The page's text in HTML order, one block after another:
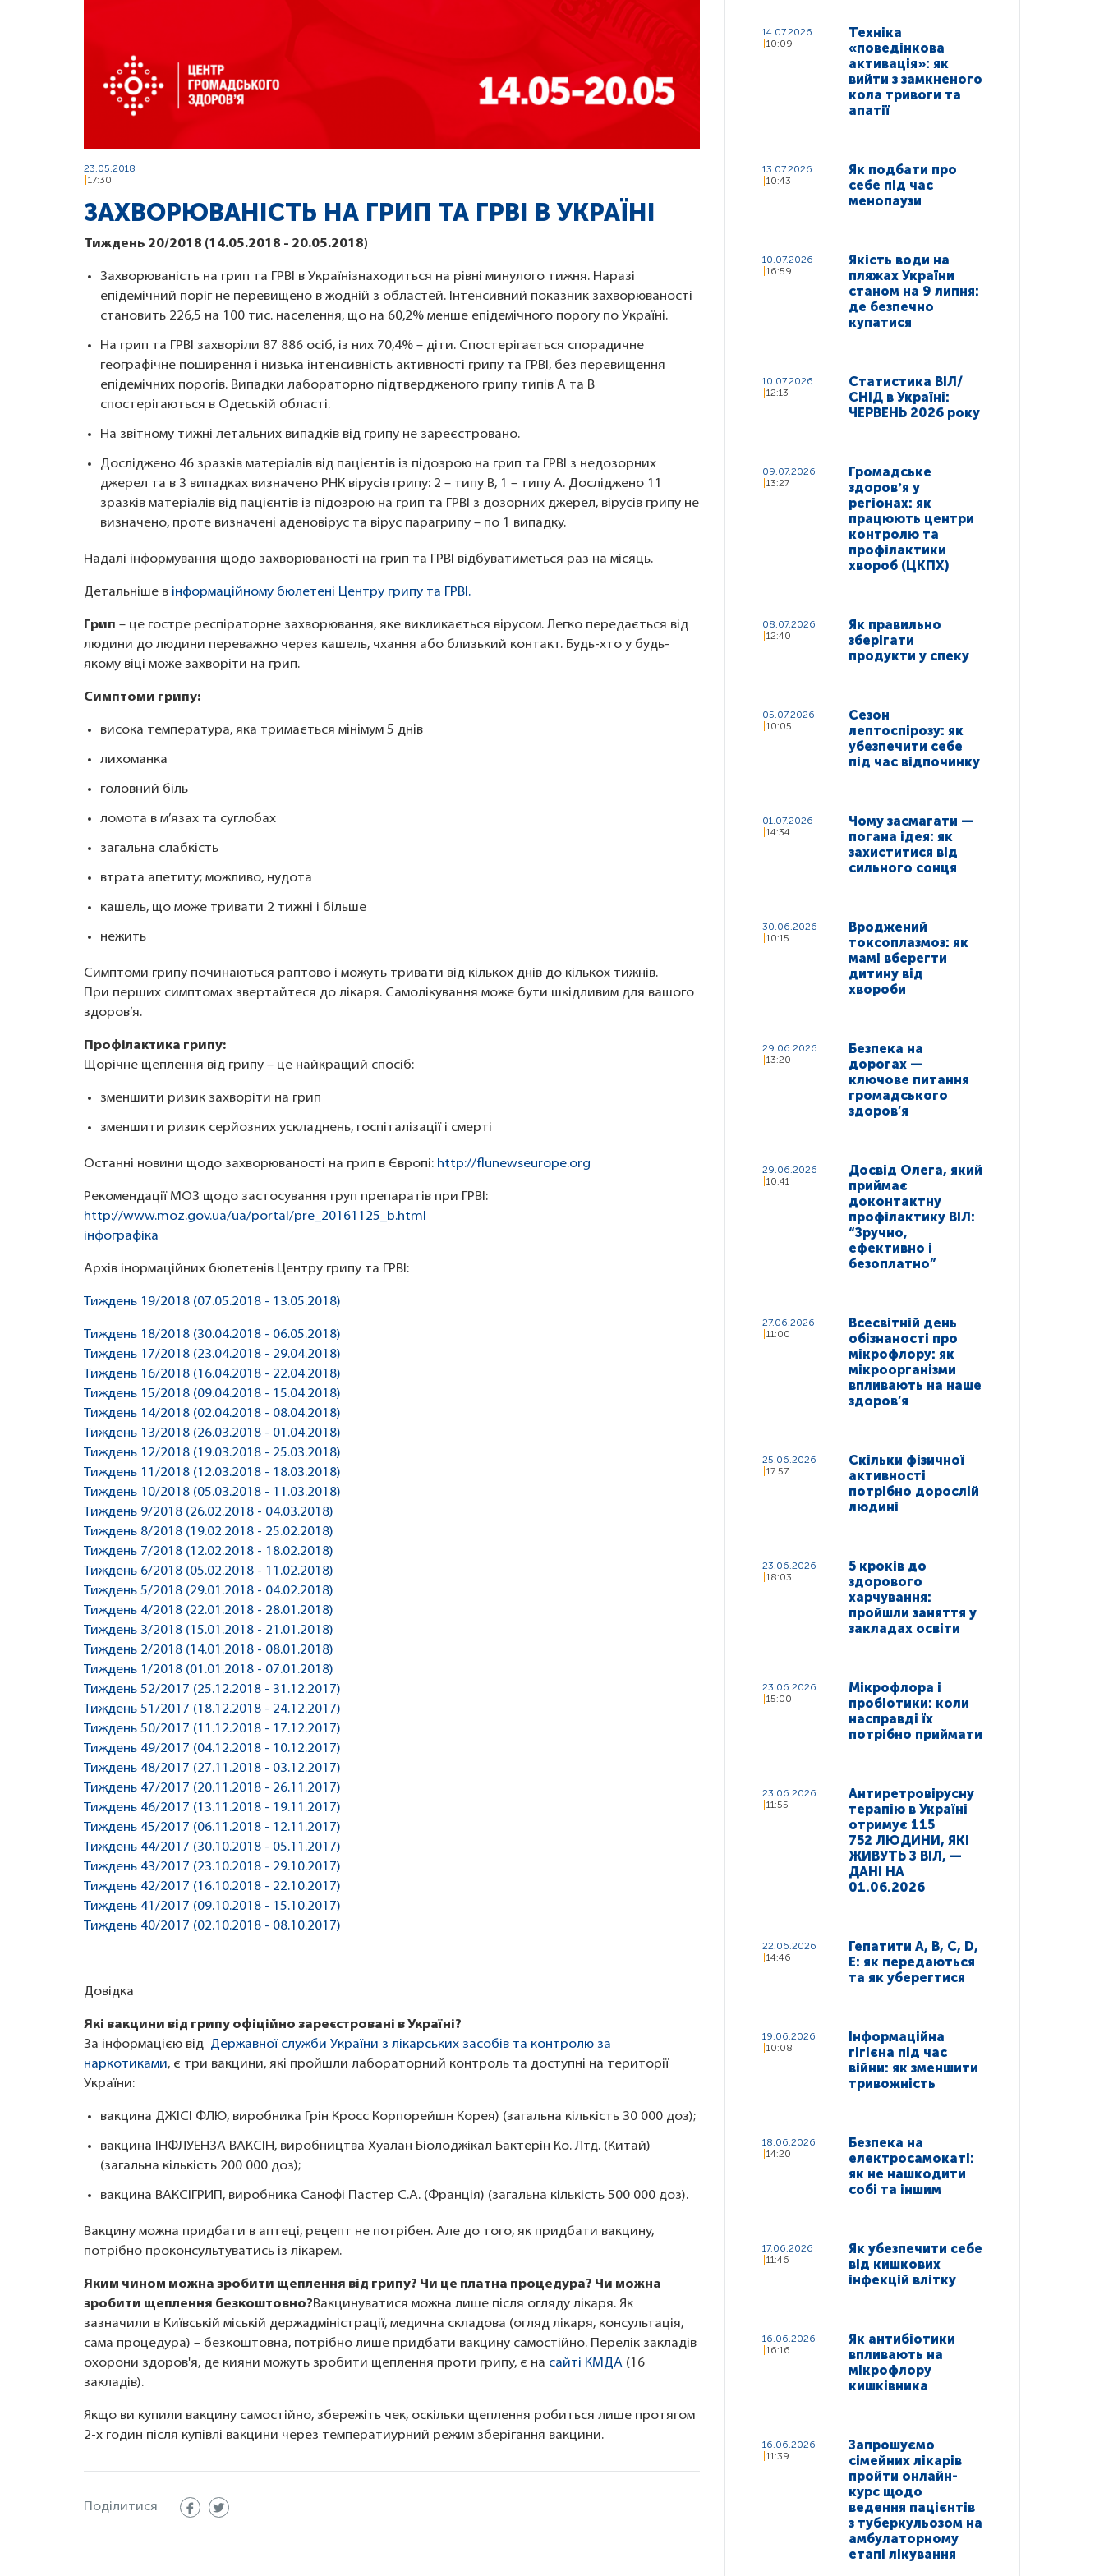
23.05.2018
17:30
ЗАХВОРЮВАНІСТЬ НА ГРИП ТА ГРВІ В УКРАЇНІ
Тиждень 20/2018 (14.05.2018 - 20.05.2018)
Захворюваність на грип та ГРВІ в Українізнаходиться на рівні минулого тижня. Наразі
епідемічний поріг не перевищено в жодній з областей. Інтенсивний показник захворюваності
становить 226,5 на 100 тис. населення, що на 60,2% менше епідемічного порогу по Україні.
На грип та ГРВІ захворіли 87 886 осіб, із них 70,4% – діти. Спостерігається спорадичне
географічне поширення і низька інтенсивність активності грипу та ГРВІ, без перевищення
епідемічних порогів. Випадки лабораторно підтвердженого грипу типів А та В
спостерігаються в Одеській області.
На звітному тижні летальних випадків від грипу не зареєстровано.
Досліджено 46 зразків матеріалів від пацієнтів із підозрою на грип та ГРВІ з недозорних
джерел та в 3 випадках визначено РНК вірусів грипу: 2 – типу В, 1 – типу А. Досліджено 11
зразків матеріалів від пацієнтів із підозрою на грип та ГРВІ з дозорних джерел, вірусів грипу не
визначено, проте визначені аденовірус та вірус парагрипу – по 1 випадку.
Надалі інформування щодо захворюваності на грип та ГРВІ відбуватиметься раз на місяць.
Детальніше в інформаційному бюлетені Центру грипу та ГРВІ.
Грип – це гостре респіраторне захворювання, яке викликається вірусом. Легко передається від
людини до людини переважно через кашель, чхання або близький контакт. Будь-хто у будь-
якому віці може захворіти на грип.
Симптоми грипу:
висока температура, яка тримається мінімум 5 днів
лихоманка
головний біль
ломота в м’язах та суглобах
загальна слабкість
втрата апетиту; можливо, нудота
кашель, що може тривати 2 тижні і більше
нежить
Симптоми грипу починаються раптово і можуть тривати від кількох днів до кількох тижнів.
При перших симптомах звертайтеся до лікаря. Самолікування може бути шкідливим для вашого
здоров’я.
Профілактика грипу:
Щорічне щеплення від грипу – це найкращий спосіб:
зменшити ризик захворіти на грип
зменшити ризик серйозних ускладнень, госпіталізації і смерті
Останні новини щодо захворюваності на грип в Європі: http://flunewseurope.org
Рекомендації МОЗ щодо застосування груп препаратів при ГРВІ:
http://www.moz.gov.ua/ua/portal/pre_20161125_b.html
інфографіка
Архів інормаційних бюлетенів Центру грипу та ГРВІ:
Тиждень 19/2018 (07.05.2018 - 13.05.2018)
Тиждень 18/2018 (30.04.2018 - 06.05.2018)
Тиждень 17/2018 (23.04.2018 - 29.04.2018)
Тиждень 16/2018 (16.04.2018 - 22.04.2018)
Тиждень 15/2018 (09.04.2018 - 15.04.2018)
Тиждень 14/2018 (02.04.2018 - 08.04.2018)
Тиждень 13/2018 (26.03.2018 - 01.04.2018)
Тиждень 12/2018 (19.03.2018 - 25.03.2018)
Тиждень 11/2018 (12.03.2018 - 18.03.2018)
Тиждень 10/2018 (05.03.2018 - 11.03.2018)
Тиждень 9/2018 (26.02.2018 - 04.03.2018)
Тиждень 8/2018 (19.02.2018 - 25.02.2018)
Тиждень 7/2018 (12.02.2018 - 18.02.2018)
Тиждень 6/2018 (05.02.2018 - 11.02.2018)
Тиждень 5/2018 (29.01.2018 - 04.02.2018)
Тиждень 4/2018 (22.01.2018 - 28.01.2018)
Тиждень 3/2018 (15.01.2018 - 21.01.2018)
Тиждень 2/2018 (14.01.2018 - 08.01.2018)
Тиждень 1/2018 (01.01.2018 - 07.01.2018)
Тиждень 52/2017 (25.12.2018 - 31.12.2017)
Тиждень 51/2017 (18.12.2018 - 24.12.2017)
Тиждень 50/2017 (11.12.2018 - 17.12.2017)
Тиждень 49/2017 (04.12.2018 - 10.12.2017)
Тиждень 48/2017 (27.11.2018 - 03.12.2017)
Тиждень 47/2017 (20.11.2018 - 26.11.2017)
Тиждень 46/2017 (13.11.2018 - 19.11.2017)
Тиждень 45/2017 (06.11.2018 - 12.11.2017)
Тиждень 44/2017 (30.10.2018 - 05.11.2017)
Тиждень 43/2017 (23.10.2018 - 29.10.2017)
Тиждень 42/2017 (16.10.2018 - 22.10.2017)
Тиждень 41/2017 (09.10.2018 - 15.10.2017)
Тиждень 40/2017 (02.10.2018 - 08.10.2017)
Довідка
Які вакцини від грипу офіційно зареєстровані в Україні?
За інформацією від Державної служби України з лікарських засобів та контролю за
наркотиками, є три вакцини, які пройшли лабораторний контроль та доступні на території
України:
вакцина ДЖІСІ ФЛЮ, виробника Грін Кросс Корпорейшн Корея) (загальна кількість 30 000 доз);
вакцина ІНФЛУЕНЗА ВАКСІН, виробництва Хуалан Біолоджікал Бактерін Ко. Лтд. (Китай)
(загальна кількість 200 000 доз);
вакцина ВАКСІГРИП, виробника Санофі Пастер С.А. (Францiя) (загальна кількість 500 000 доз).
Вакцину можна придбати в аптеці, рецепт не потрібен. Але до того, як придбати вакцину,
потрібно проконсультуватись із лікарем.
Яким чином можна зробити щеплення від грипу? Чи це платна процедура? Чи можна
зробити щеплення безкоштовно?Вакцинуватися можна лише після огляду лікаря. Як
зазначили в Київській міській держадміністрації, медична складова (огляд лікаря, консультація,
сама процедура) – безкоштовна, потрібно лише придбати вакцину самостійно. Перелік закладів
охорони здоров'я, де кияни можуть зробити щеплення проти грипу, є на сайті КМДА (16
закладів).
Якщо ви купили вакцину самостійно, збережіть чек, оскільки щеплення робиться лише протягом
2-х годин після купівлі вакцини через температиурний режим зберігання вакцини.
Поділитися
14.07.2026
10:09
Техніка
«поведінкова
активація»: як
вийти з замкненого
кола тривоги та
апатії
13.07.2026
10:43
Як подбати про
себе під час
менопаузи
10.07.2026
16:59
Якість води на
пляжах України
станом на 9 липня:
де безпечно
купатися
10.07.2026
12:13
Статистика ВІЛ/
СНІД в Україні:
ЧЕРВЕНЬ 2026 року
09.07.2026
13:27
Громадське
здоровʼя у
регіонах: як
працюють центри
контролю та
профілактики
хвороб (ЦКПХ)
08.07.2026
12:40
Як правильно
зберігати
продукти у спеку
05.07.2026
10:05
Сезон
лептоспірозу: як
убезпечити себе
під час відпочинку
01.07.2026
14:34
Чому засмагати —
погана ідея: як
захиститися від
сильного сонця
30.06.2026
10:15
Вроджений
токсоплазмоз: як
мамі вберегти
дитину від
хвороби
29.06.2026
13:20
Безпека на
дорогах —
ключове питання
громадського
здоров’я
29.06.2026
10:41
Досвід Олега, який
приймає
доконтактну
профілактику ВІЛ:
“Зручно,
ефективно і
безоплатно”
27.06.2026
11:00
Всесвітній день
обізнаності про
мікрофлору: як
мікроорганізми
впливають на наше
здоров’я
25.06.2026
17:57
Скільки фізичної
активності
потрібно дорослій
людині
23.06.2026
18:03
5 кроків до
здорового
харчування:
пройшли заняття у
закладах освіти
23.06.2026
15:00
Мікрофлора і
пробіотики: коли
насправді їх
потрібно приймати
23.06.2026
11:55
Антиретровірусну
терапію в Україні
отримує 115
752 ЛЮДИНИ, ЯКІ
ЖИВУТЬ З ВІЛ, —
ДАНІ НА
01.06.2026
22.06.2026
14:46
Гепатити A, B, C, D,
E: як передаються
та як уберегтися
19.06.2026
10:08
Інформаційна
гігієна під час
війни: як зменшити
тривожність
18.06.2026
14:20
Безпека на
електросамокаті:
як не нашкодити
собі та іншим
17.06.2026
11:46
Як убезпечити себе
від кишкових
інфекцій влітку
16.06.2026
16:16
Як антибіотики
впливають на
мікрофлору
кишківника
16.06.2026
11:39
Запрошуємо
сімейних лікарів
пройти онлайн-
курс щодо
ведення пацієнтів
з туберкульозом на
амбулаторному
етапі лікування